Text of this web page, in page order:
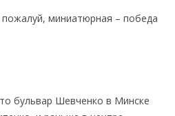
миниатюрная – победа
бульвар Шевченко в Минске